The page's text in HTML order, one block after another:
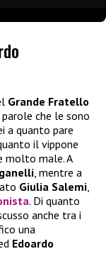
Grande Fratello
che le sono
a quanto pare
il vippone
molto male. A
, mentre a
Giulia Salemi,
. Di quanto
anche tra i
una
Edoardo